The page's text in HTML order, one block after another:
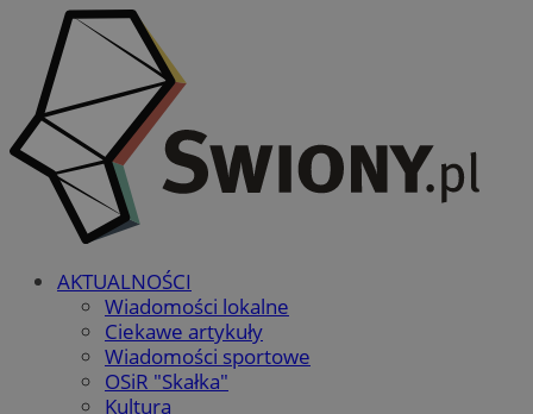
AKTUALNOŚCI
Wiadomości lokalne
Ciekawe artykuły
Wiadomości sportowe
OSiR "Skałka"
Kultura